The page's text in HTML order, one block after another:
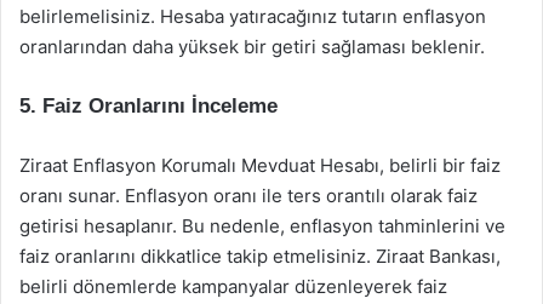
belirlemelisiniz. Hesaba yatıracağınız tutarın enflasyon
oranlarından daha yüksek bir getiri sağlaması beklenir.
5. Faiz Oranlarını İnceleme
Ziraat Enflasyon Korumalı Mevduat Hesabı, belirli bir faiz
oranı sunar. Enflasyon oranı ile ters orantılı olarak faiz
getirisi hesaplanır. Bu nedenle, enflasyon tahminlerini ve
faiz oranlarını dikkatlice takip etmelisiniz. Ziraat Bankası,
belirli dönemlerde kampanyalar düzenleyerek faiz